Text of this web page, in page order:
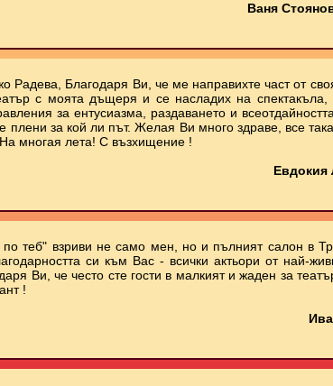
Ваня
Радева, Благодаря Ви, че ме направихте част от
с моята дъщеря и се насладих на спектакъла,
за ентусиазма, раздаването и
плени за кой ли път. Желая Ви много здраве, все
многая лета! С възхищение !
Евдокия
теб" взриви не само мен, но и пълният салон в
си към Вас - всички актьори от най-
Ви, че често сте гости в малкият и жаден за
!